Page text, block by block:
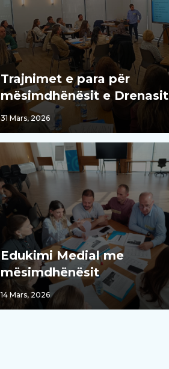
Trajnimet e para për
mësimdhënësit e Drenasit
31 Mars, 2026
Edukimi Medial me
mësimdhënësit
14 Mars, 2026